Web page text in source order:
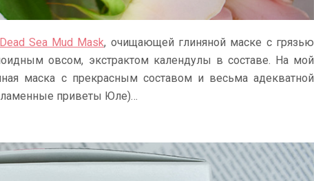
Sea Mud Mask, очищающей глиняной маске с грязью
овсом, экстрактом календулы в составе. На мой
маска с прекрасным составом и весьма адекватной
приветы Юле)…